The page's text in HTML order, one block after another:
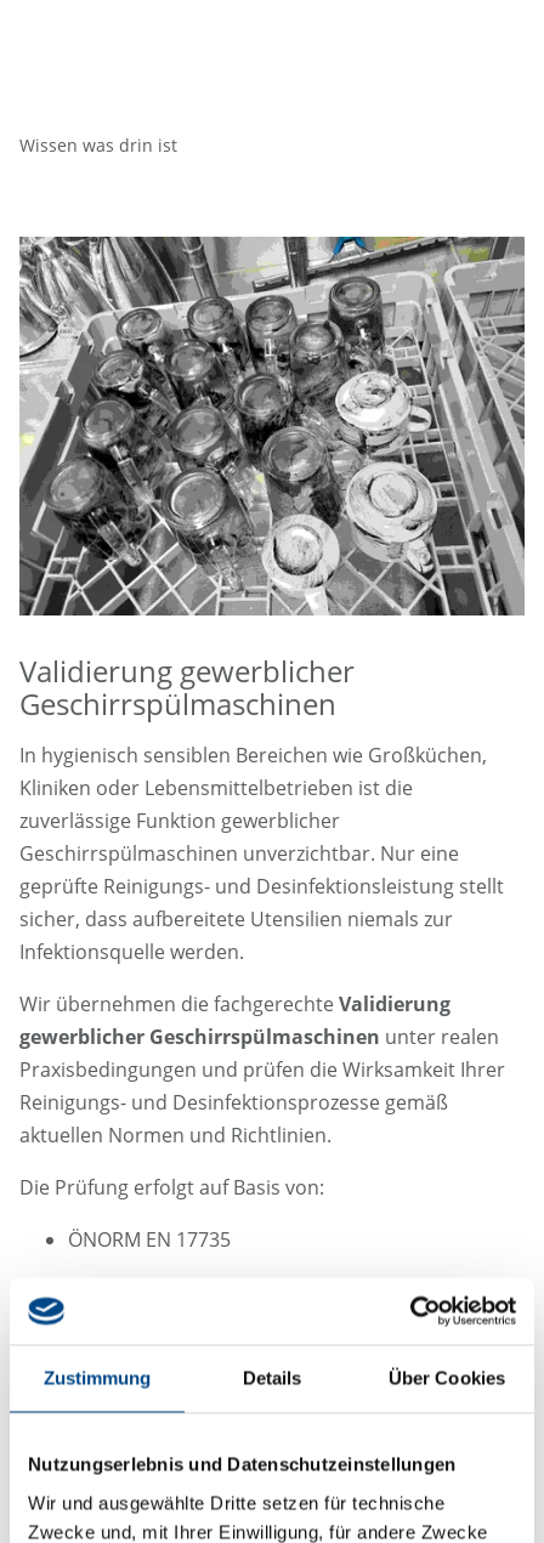
Zustimmung Details Über Cookies
Nutzungserlebnis und Datenschutzeinstellungen
Wir und ausgewählte Dritte setzen für technische
Zwecke und, mit Ihrer Einwilligung, für andere Zwecke
Wissen was drin ist
Validierung gewerblicher
Geschirrspülmaschinen
In hygienisch sensiblen Bereichen wie Großküchen,
Kliniken oder Lebensmittelbetrieben ist die
zuverlässige Funktion gewerblicher
Geschirrspülmaschinen unverzichtbar. Nur eine
geprüfte Reinigungs- und Desinfektionsleistung stellt
sicher, dass aufbereitete Utensilien niemals zur
Infektionsquelle werden.
Wir übernehmen die fachgerechte Validierung
gewerblicher Geschirrspülmaschinen unter realen
Praxisbedingungen und prüfen die Wirksamkeit Ihrer
Reinigungs- und Desinfektionsprozesse gemäß
aktuellen Normen und Richtlinien.
Die Prüfung erfolgt auf Basis von:
ÖNORM EN 17735
Arbeitskreis für Hygiene in